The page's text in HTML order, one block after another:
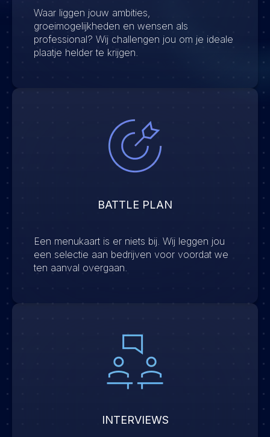
Waar liggen jouw ambities,
groeimogelijkheden en wensen als
professional? Wij challengen jou om je ideale
plaatje helder te krijgen.
BATTLE PLAN
Een menukaart is er niets bij. Wij leggen jou
een selectie aan bedrijven voor voordat we
ten aanval overgaan.
INTERVIEWS